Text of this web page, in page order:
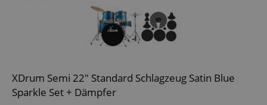
XDrum Semi 22" Standard Schlagzeug Satin Blue
Sparkle Set + Dämpfer